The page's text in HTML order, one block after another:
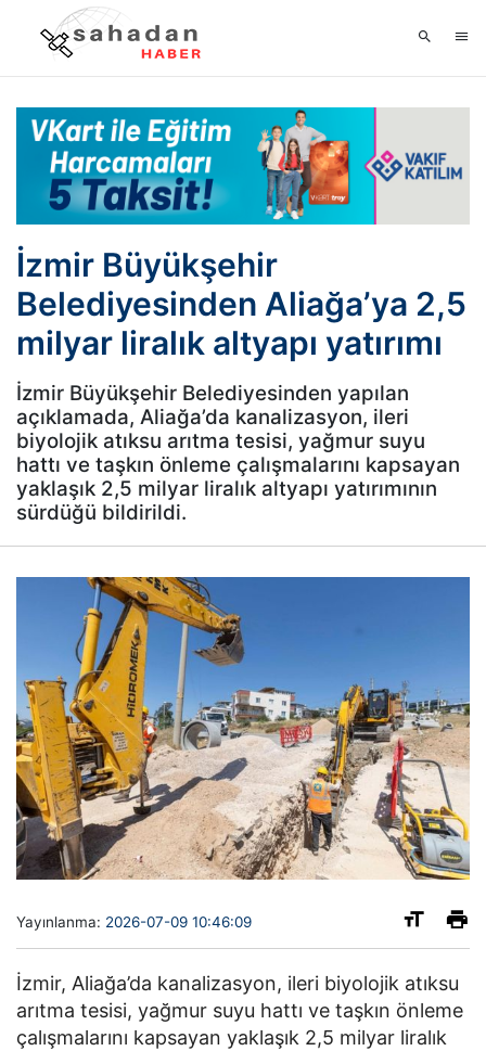
İzmir Büyükşehir
Belediyesinden Aliağa’ya 2,5
milyar liralık altyapı yatırımı
İzmir Büyükşehir Belediyesinden yapılan
açıklamada, Aliağa’da kanalizasyon, ileri
biyolojik atıksu arıtma tesisi, yağmur suyu
hattı ve taşkın önleme çalışmalarını kapsayan
yaklaşık 2,5 milyar liralık altyapı yatırımının
sürdüğü bildirildi.
Yayınlanma: 2026-07-09 10:46:09
İzmir, Aliağa’da kanalizasyon, ileri biyolojik atıksu
arıtma tesisi, yağmur suyu hattı ve taşkın önleme
çalışmalarını kapsayan yaklaşık 2,5 milyar liralık